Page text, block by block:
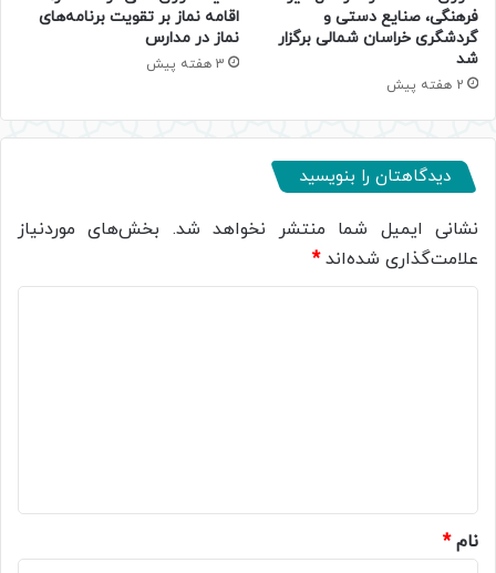
فرهنگی، صنایع دستی و
گردشگری خراسان شمالی برگزار
شد
2 هفته پیش
اقامه نماز بر تقویت برنامه‌های
نماز در مدارس
3 هفته پیش
دیدگاهتان را بنویسید
نشانی ایمیل شما منتشر نخواهد شد. بخش‌های موردنیاز
علامت‌گذاری شده‌اند*
نام*